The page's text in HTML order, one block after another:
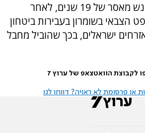
אלושאחיה מרצה עונש מאסר של 19 שנים, לאחר
בשומרון בעבירות ביטחון
ישראלים, בכך שהוביל מחבל
לקבוצת הוואטצאפ של ערוץ 7
או פרסומת לא ראויה? דווחו לנו